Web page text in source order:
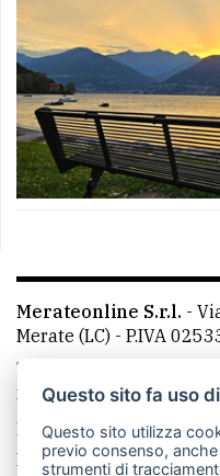
Merateonline S.r.l. -
Merate (LC) - P.IVA
Telefono:
mail:
La redazione
Made by VIP
Questo sito fa uso
Questo sito utilizza
previo consenso,
strumenti di